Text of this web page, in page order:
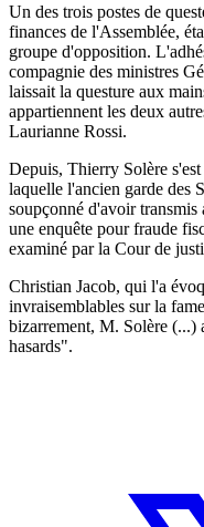
Un des trois postes de
finances de l'Assemblée,
groupe d'opposition.
compagnie des ministres
laissait la questure aux
appartiennent les deux
Laurianne Rossi.
Depuis, Thierry Solère
laquelle l'ancien garde des
soupçonné d'avoir
une enquête pour fraude
examiné par la Cour de
Christian Jacob, qui l'a
invraisemblables sur la
bizarrement, M. Solère (...)
hasards".